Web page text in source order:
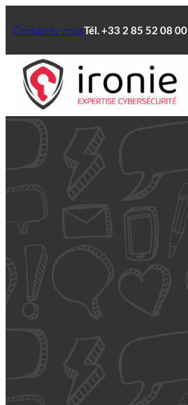
au
contenu
Contactez-nousTél. +33 2 85 52 08 00